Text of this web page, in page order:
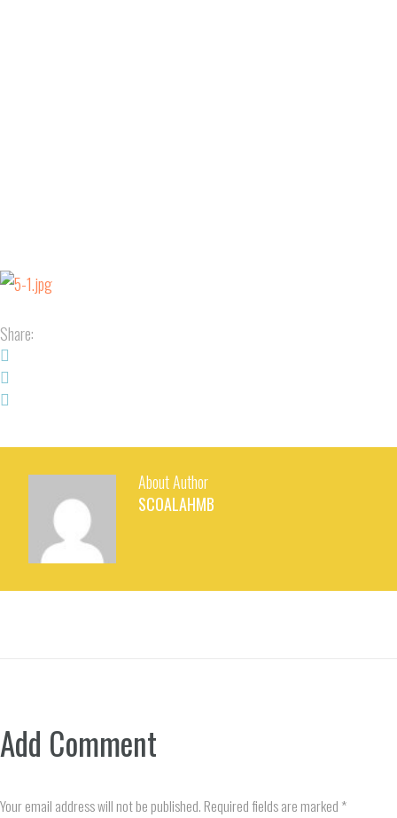
Share:
About Author
SCOALAHMB
Add Comment
Your email address will not be published. Required fields are marked *